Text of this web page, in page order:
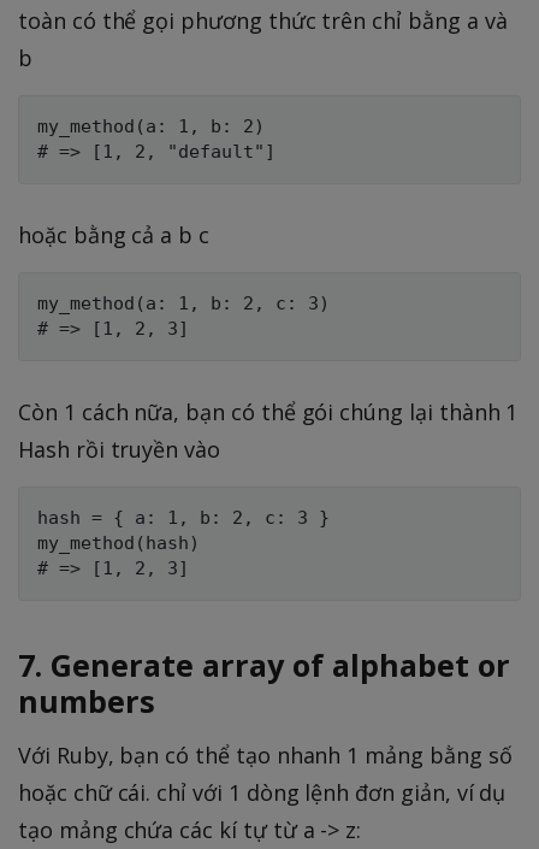
toàn có thể gọi phương thức trên chỉ bằng a và
b
my_method(a: 1, b: 2)
hoặc bằng cả a b c
my_method(a: 1, b: 2, c: 3)
Còn 1 cách nữa, bạn có thể gói chúng lại thành 1
Hash rồi truyền vào
hash = { a: 1, b: 2, c: 3 }
my_method(hash)
7. Generate array of alphabet or
numbers
Với Ruby, bạn có thể tạo nhanh 1 mảng bằng số
hoặc chữ cái. chỉ với 1 dòng lệnh đơn giản, ví dụ
tạo mảng chứa các kí tự từ a -> z: